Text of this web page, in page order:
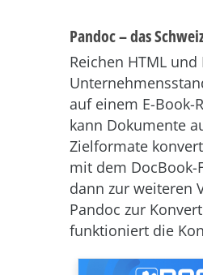
Pandoc – das
Reichen HTML
auf einem E-Book-
kann Dokumente
Zielformate
mit dem DocBook-
dann zur weiteren
Pandoc zur
funktioniert die